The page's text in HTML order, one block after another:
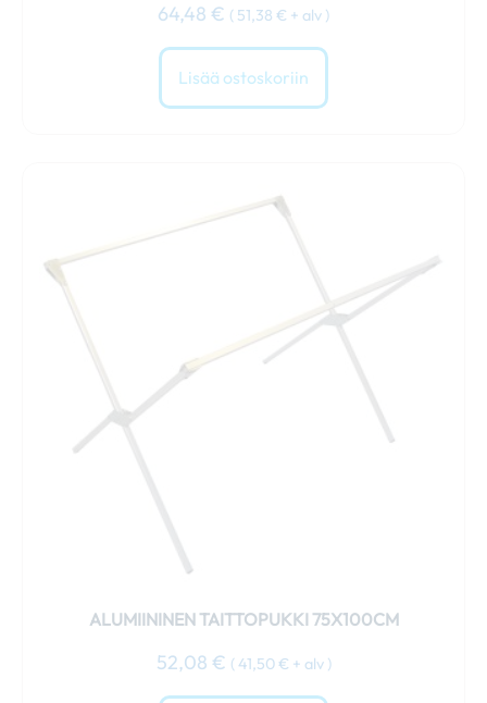
64,48 € ( 51,38 € + alv )
Lisää ostoskoriin
ALUMIININEN TAITTOPUKKI 75X100CM
52,08 € (41,50 € + alv )